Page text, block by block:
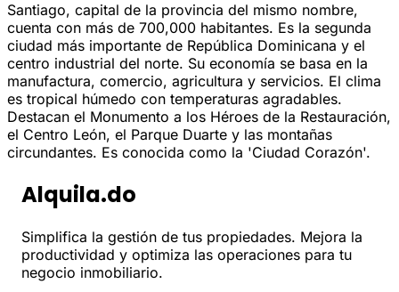
Santiago, capital de la provincia del mismo nombre,
cuenta con más de 700,000 habitantes. Es la segunda
ciudad más importante de República Dominicana y el
centro industrial del norte. Su economía se basa en la
manufactura, comercio, agricultura y servicios. El clima
es tropical húmedo con temperaturas agradables.
Destacan el Monumento a los Héroes de la Restauración,
el Centro León, el Parque Duarte y las montañas
circundantes. Es conocida como la 'Ciudad Corazón'.
Alquila.do
Simplifica la gestión de tus propiedades. Mejora la
productividad y optimiza las operaciones para tu
negocio inmobiliario.